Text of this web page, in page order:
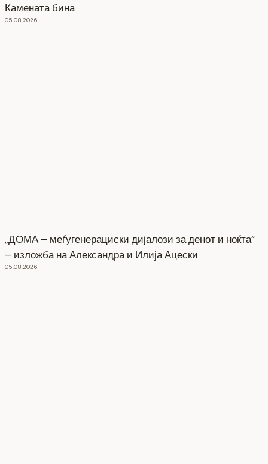
Камената бина
05.08.2026
„ДОМА – меѓугенерациски дијалози за денот и ноќта“
– изложба на Александра и Илија Ацески
05.08.2026